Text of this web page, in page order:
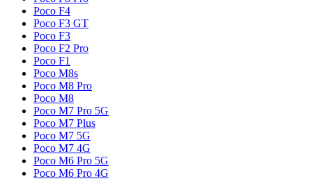
Poco F4
Poco F3 GT
Poco F3
Poco F2 Pro
Poco F1
Poco M8s
Poco M8 Pro
Poco M8
Poco M7 Pro 5G
Poco M7 Plus
Poco M7 5G
Poco M7 4G
Poco M6 Pro 5G
Poco M6 Pro 4G